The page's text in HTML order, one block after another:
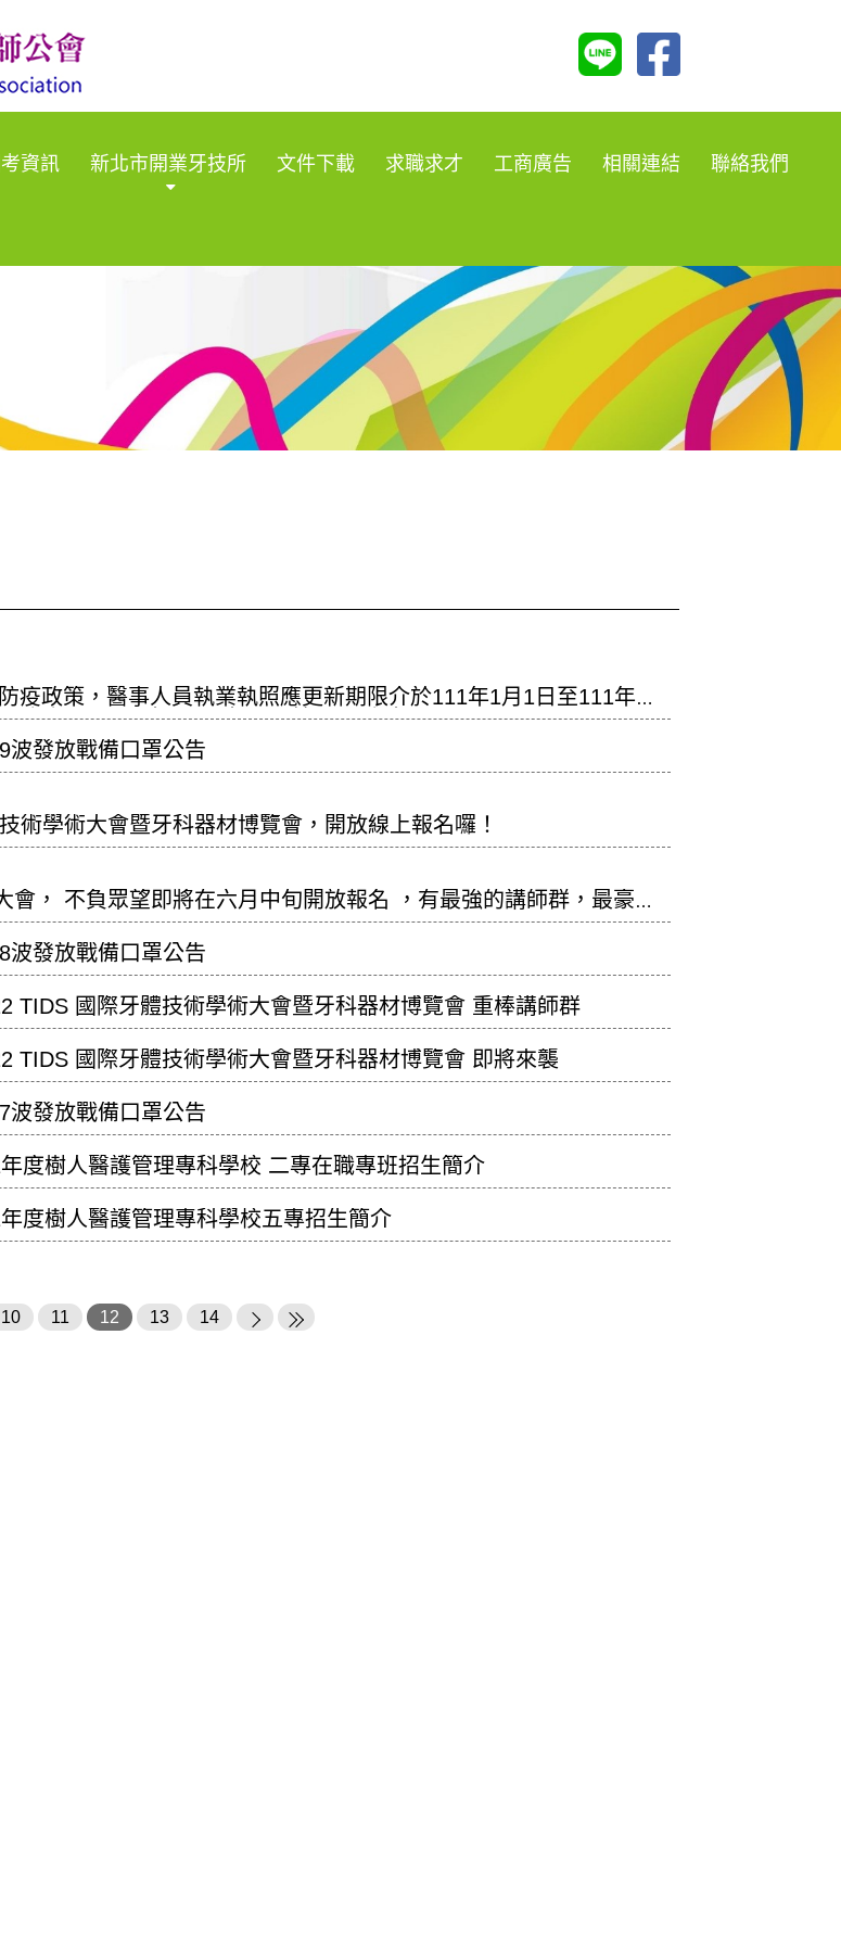
資訊 新北市開業牙技所 文件下載 求職求才 工商廣告 相關連結 聯絡我們
疫政策，醫事人員執業執照應更新期限介於111年1月1日至111年12
延6個月及110年再展1年），統一展延1年。
波發放戰備口罩公告
術學術大會暨牙科器材博覽會，開放線上報名囉！
會， 不負眾望即將在六月中旬開放報名 ，有最強的講師群，最豪華
波發放戰備口罩公告
TIDS 國際牙體技術學術大會暨牙科器材博覽會 重棒講師群
TIDS 國際牙體技術學術大會暨牙科器材博覽會 即將來襲
波發放戰備口罩公告
度樹人醫護管理專科學校 二專在職專班招生簡介
度樹人醫護管理專科學校五專招生簡介
10 11 12 13 14